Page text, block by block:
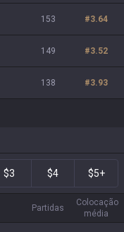
153 #3.64
149 #3.52
138 #3.93
$3 $4 $5+
Partidas
Colocação
média